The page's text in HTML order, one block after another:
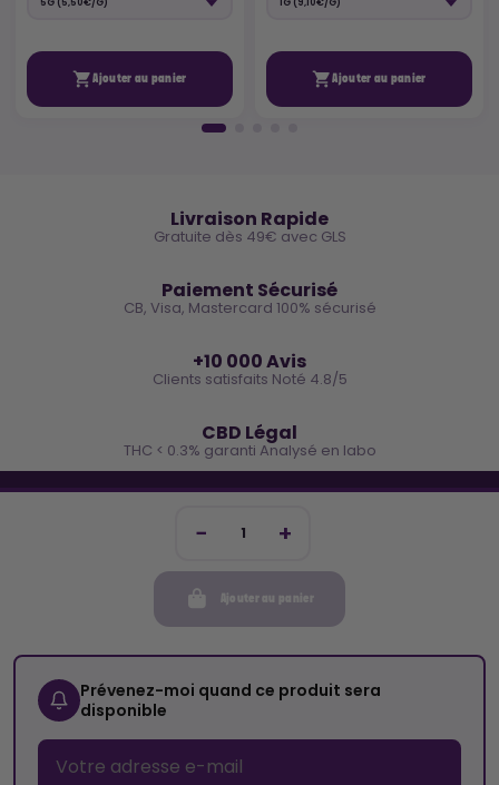
Ajouter au panier
Prévenez-moi quand ce produit sera
disponible
Ajouter au panier Ajouter au panier
Livraison Rapide
Gratuite dès 49€ avec GLS
Paiement Sécurisé
CB, Visa, Mastercard 100% sécurisé
+10 000 Avis
Clients satisfaits Noté 4.8/5
CBD Légal
THC < 0.3% garanti Analysé en labo
Inscris-toi et reçois -10€ sur ta prochaine commande
Cocorikush
Top Catégories
Nous Suivre